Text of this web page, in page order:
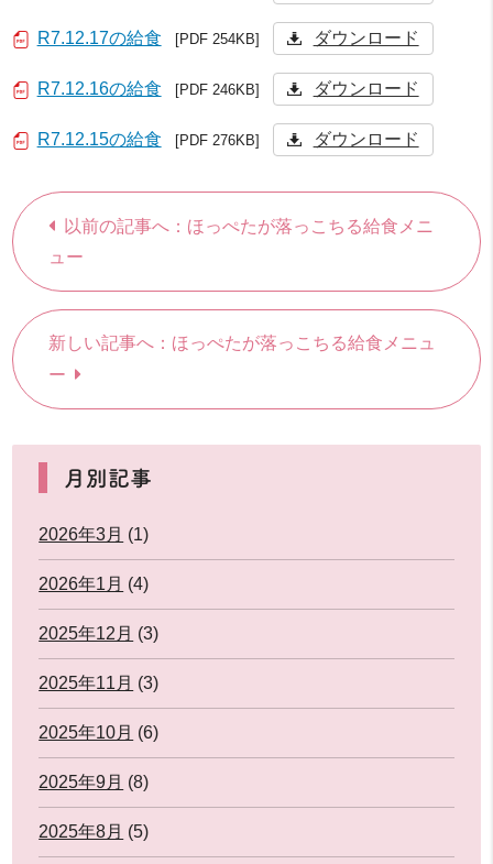
R7.12.17の給食 [PDF 254KB] ダウンロード
R7.12.16の給食 [PDF 246KB] ダウンロード
R7.12.15の給食 [PDF 276KB] ダウンロード
以前の記事へ：ほっぺたが落っこちる給食メニ
ュー
新しい記事へ：ほっぺたが落っこちる給食メニュ
ー
月別記事
2026年3月 (1)
2026年1月 (4)
2025年12月 (3)
2025年11月 (3)
2025年10月 (6)
2025年9月 (8)
2025年8月 (5)